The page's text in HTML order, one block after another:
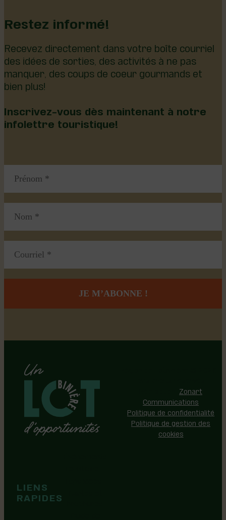
Restez informé!
Recevez directement dans votre boîte courriel
des idées de sorties, des activités à ne pas
manquer, des coups de coeur gourmands et
bien plus!
Inscrivez-vous dès maintenant à notre
infolettre touristique!
LIENS
RAPIDES
Zonart
Communications
Politique de confidentialité
Politique de gestion des
cookies